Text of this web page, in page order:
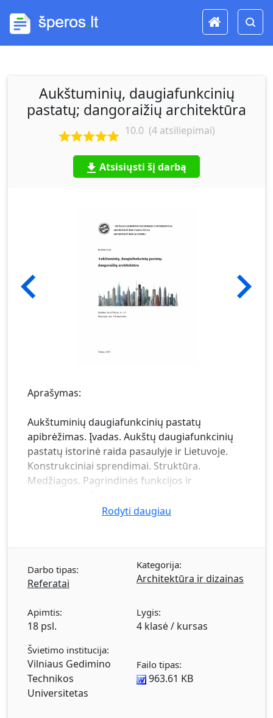
Aukštuminių, daugiafunkcinių
pastatų; dangoraižių architektūra
10.0 (4atsiliepimai)
Atsisiųsti šį darbą
Aprašymas:
Aukštuminių daugiafunkcinių pastatų
apibrėžimas. Įvadas. Aukštų daugiafunkcinių
pastatų istorinė raida pasaulyje ir Lietuvoje.
Konstrukciniai sprendimai. Struktūra.
Medžiagos. Pagrindinės funkcijos ir
Saugumas. Tendencijos. Išvados.
Rodyti daugiau
Darbo tipas:
Referatai
Kategorija:
Architektūra ir dizainas
Apimtis:
18 psl.
Lygis:
4 klasė / kursas
Švietimo institucija:
Vilniaus Gedimino
Technikos
Universitetas
Failo tipas:
963.61 KB